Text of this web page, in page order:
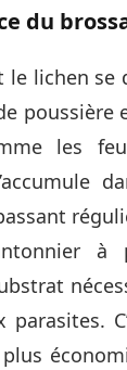
du
le lichen se
poussière
les
à
parasites.